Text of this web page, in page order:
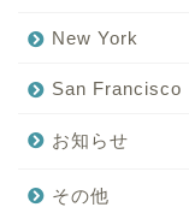
New York
San Francisco
お知らせ
その他